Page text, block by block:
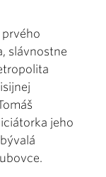
prvého
slávnostne
jeho